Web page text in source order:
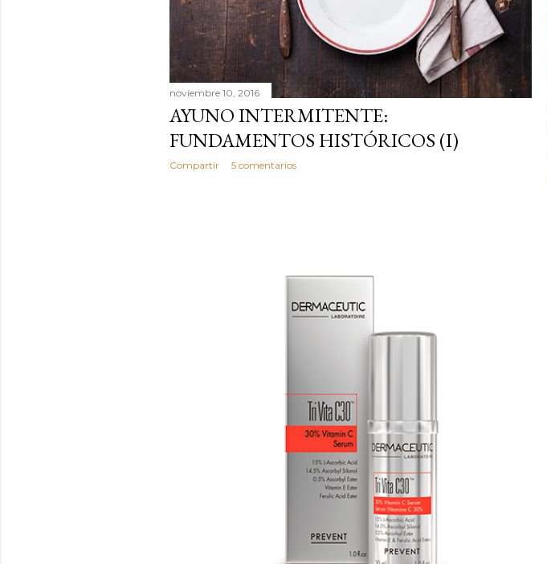
noviembre 10, 2016
AYUNO INTERMITENTE:
FUNDAMENTOS HISTÓRICOS (I)
Compartir 5 comentarios